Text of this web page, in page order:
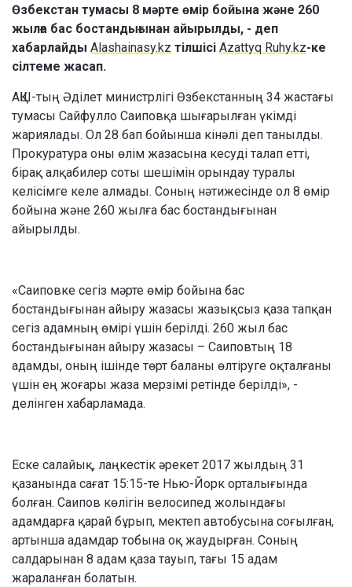
Өзбекстан тумасы 8 мәрте өмір бойына және 260
жылға бас бостандығынан айырылды, - деп
хабарлайды Alashainasy.kz тілшісі Azattyq Ruhy.kz-ке
сілтеме жасап.
АҚШ-тың Әділет министрлігі Өзбекстанның 34 жастағы
тумасы Сайфулло Саиповқа шығарылған үкімді
жариялады. Ол 28 бап бойынша кінәлі деп танылды.
Прокуратура оны өлім жазасына кесуді талап етті,
бірақ алқабилер соты шешімін орындау туралы
келісімге келе алмады. Соның нәтижесінде ол 8 өмір
бойына және 260 жылға бас бостандығынан
айырылды.
«Саиповке сегіз мәрте өмір бойына бас
бостандығынан айыру жазасы жазықсыз қаза тапқан
сегіз адамның өмірі үшін берілді. 260 жыл бас
бостандығынан айыру жазасы – Саиповтың 18
адамды, оның ішінде төрт баланы өлтіруге оқталғаны
үшін ең жоғары жаза мерзімі ретінде берілді», -
делінген хабарламада.
Еске салайық, лаңкестік әрекет 2017 жылдың 31
қазанында сағат 15:15-те Нью-Йорк орталығында
болған. Саипов көлігін велосипед жолындағы
адамдарға қарай бұрып, мектеп автобусына соғылған,
артынша адамдар тобына оқ жаудырған. Соның
салдарынан 8 адам қаза тауып, тағы 15 адам
жараланған болатын.